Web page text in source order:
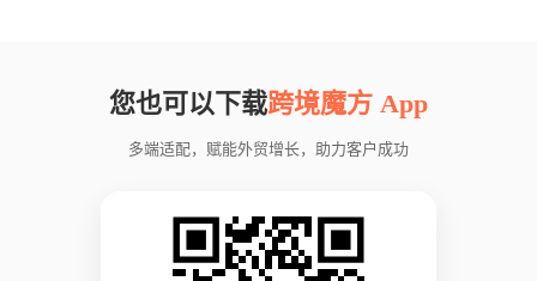
您也可以下载跨境魔方 App
多端适配，赋能外贸增长，助力客户成功